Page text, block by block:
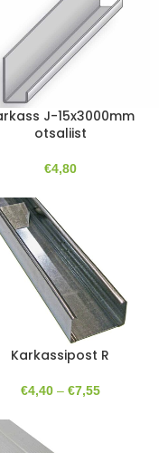
J-15x3000mm
otsaliist
€4,80
Karkassipost R
€4,40– €7,55